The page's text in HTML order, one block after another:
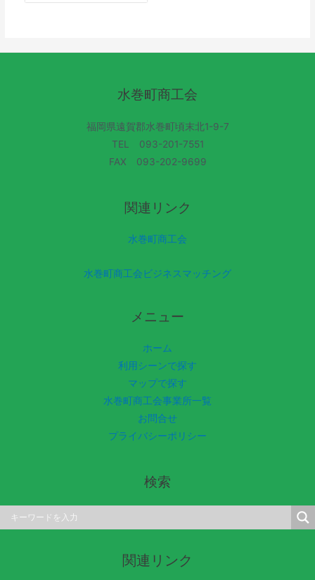
水巻町商工会
福岡県遠賀郡水巻町頃末北1-9-7
TEL 093-201-7551
FAX 093-202-9699
関連リンク
水巻町商工会
水巻町商工会ビジネスマッチング
メニュー
ホーム
利用シーンで探す
マップで探す
水巻町商工会事業所一覧
お問合せ
プライバシーポリシー
検索
関連リンク